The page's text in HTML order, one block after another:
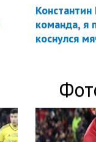
Константин
команда, я
коснулся